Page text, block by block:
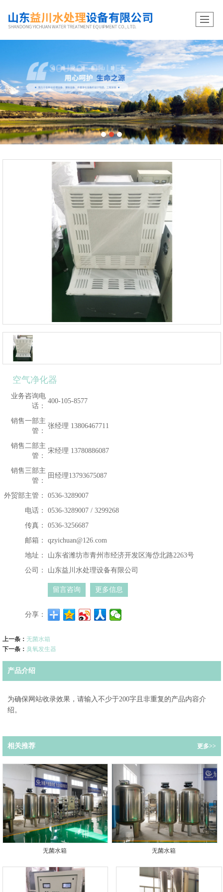
空气净化器
业务咨询电
话：
400-105-8577
销售一部主
管：
张经理 13806467711
销售二部主
管：
宋经理 13780886087
销售三部主
管：
田经理13793675087
外贸部主管：
0536-3289007
电话：
0536-3289007 / 3299268
传真：
0536-3256687
邮箱：
qzyichuan@126.com
地址：
山东省潍坊市青州市经济开发区海岱北路2263号
公司：
山东益川水处理设备有限公司
留言咨询 更多信息
分享：
上一条： 无菌水箱
下一条： 臭氧发生器
产品介绍
为确保网站收录效果，请输入不少于200字且非重复的产品内容介
绍。
相关推荐 更多>>
无菌水箱 无菌水箱